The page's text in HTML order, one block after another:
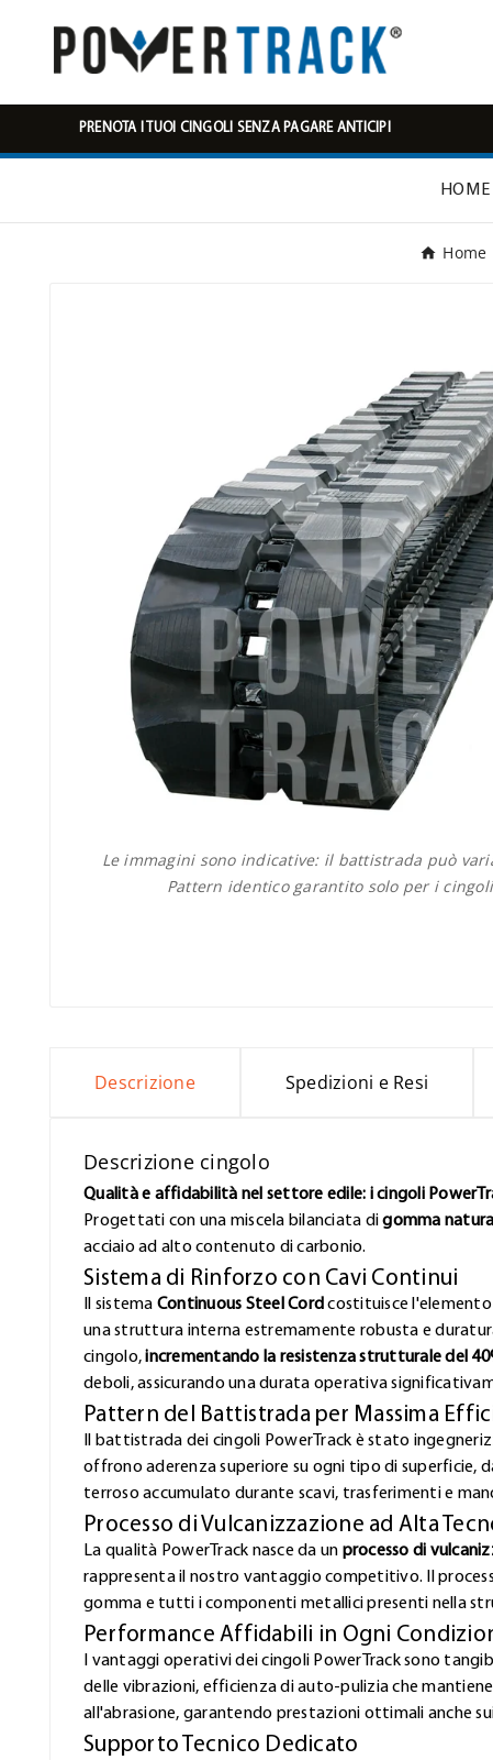
PRENOTA I TUOI CINGOLI SENZA PAGARE ANTICIPI
HOME
Home
Le immagini sono indicative: il battistrada può
Pattern identico garantito solo per i
Descrizione Spedizioni e Resi
Descrizione cingolo
Qualità e affidabilità nel settore edile: i cingoli
Progettati con una miscela bilanciata digomma
acciaio ad alto contenuto di carbonio.
Sistema di Rinforzo con Cavi Continui
Il sistema Continuous Steel Cord costituisce l'elemento
una struttura interna estremamente robusta e
cingolo,incrementando la resistenza strutturale del
deboli, assicurando una durata operativa
Pattern del Battistrada per Massima
Il battistrada dei cingoli PowerTrack è stato
offrono aderenza superiore su ogni tipo di superficie,
terroso accumulato durante scavi, trasferimenti e
Processo di Vulcanizzazione ad Alta
La qualità PowerTrack nasce da un processo di
rappresenta il nostro vantaggio competitivo. Il
gomma e tutti i componenti metallici presenti nella
Performance Affidabili in Ogni
I vantaggi operativi dei cingoli PowerTrack sono
delle vibrazioni, efficienza di auto-pulizia che
all'abrasione, garantendo prestazioni ottimali anche
Supporto Tecnico Dedicato